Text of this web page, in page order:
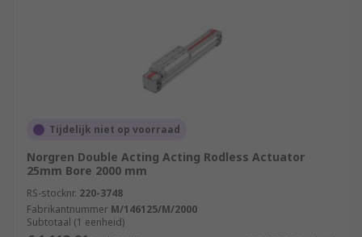
Tijdelijk niet op voorraad
Norgren Double Acting Acting Rodless Actuator
25mm Bore 2000 mm
RS-stocknr. 220-3748
Fabrikantnummer M/146125/M/2000
Subtotaal (1 eenheid)